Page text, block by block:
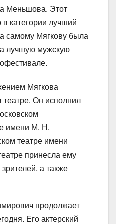
Меньшова. Этот
категории лучший
самому Мягкову была
лучшую мужскую
Мягкова
театре. Он исполнил
имени М. Н.
театре имени
принесла ему
а также
продолжает
Его актерский